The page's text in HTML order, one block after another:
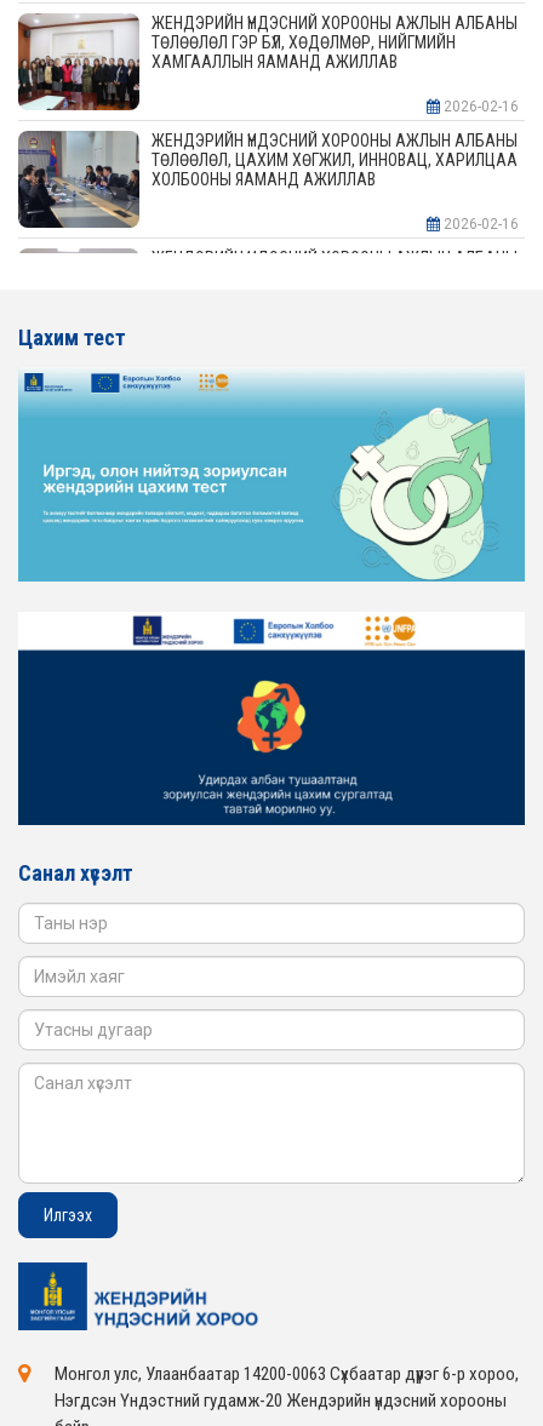
ЖЕНДЭРИЙН ҮНДЭСНИЙ ХОРООНЫ АЖЛЫН АЛБАНЫ
ТӨЛӨӨЛӨЛ ГЭР БҮЛ, ХӨДӨЛМӨР, НИЙГМИЙН
ХАМГААЛЛЫН ЯАМАНД АЖИЛЛАВ
2026-02-16
ЖЕНДЭРИЙН ҮНДЭСНИЙ ХОРООНЫ АЖЛЫН АЛБАНЫ
ТӨЛӨӨЛӨЛ, ЦАХИМ ХӨГЖИЛ, ИННОВАЦ, ХАРИЛЦАА
ХОЛБООНЫ ЯАМАНД АЖИЛЛАВ
2026-02-16
ЖЕНДЭРИЙН ҮНДЭСНИЙ ХОРООНЫ АЖЛЫН АЛБАНЫ
ЖЕНДЭРИЙН ҮНДЭСНИЙ ХОРООНЫ АЖЛЫН АЛБАНЫ
ТӨЛӨӨЛӨЛ ХОТ БАЙГУУЛАЛТ, БАРИЛГА, ОРОН
СУУЦЖУУЛАЛТЫН ЯАМАНД АЖИЛЛАВ
2026-02-16
ЖЕНДЭРИЙН ЭРХ ТЭГШ БАЙДЛЫГ ХАНГАХ ҮЙЛ
АЖИЛЛАГААГ ЭРЧИМЖҮҮЛЭХ САРЫН ХУВААРЬТАЙ
2026-02-16
ЖЕНДЭРИЙН ҮНДЭСНИЙ ХОРООНЫ АЖЛЫН АЛБАНЫ
ТӨЛӨӨЛӨЛ ЗАМ ТЭЭВРИЙН ЯАМАНД АЖИЛЛАВ
ЖЕНДЭРИЙН ҮНДЭСНИЙ ХОРООНЫ АЖЛЫН АЛБАНЫ
ТӨЛӨӨЛӨЛ БАТЛАН ХАМГААЛАХ ЯАМАНД
Цахим тест
Санал хүсэлт
Монгол улс, Улаанбаатар 14200-0063 Сүхбаатар дүүрэг 6-р хороо,
Нэгдсэн Үндэстний гудамж-20 Жендэрийн үндэсний хорооны